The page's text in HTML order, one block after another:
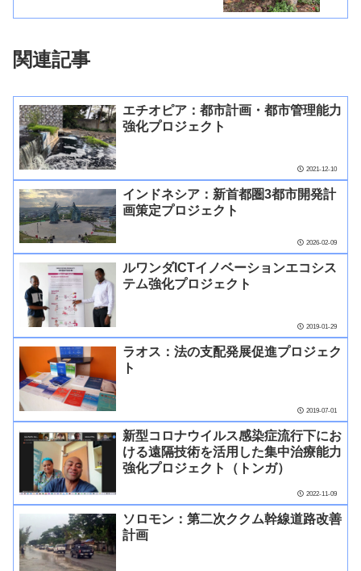
関連記事
エチオピア：都市計画・都市管理能力
強化プロジェクト
2021-12-10
インドネシア：新首都圏3都市開発計
画策定プロジェクト
2026-02-09
ルワンダICTイノベーションエコシス
テム強化プロジェクト
2019-01-29
ラオス：法の支配発展促進プロジェク
ト
2019-07-01
新型コロナウイルス感染症流行下にお
ける遠隔技術を活用した集中治療能力
強化プロジェクト（トンガ）
2022-11-09
ソロモン：第二次ククム幹線道路改善
計画